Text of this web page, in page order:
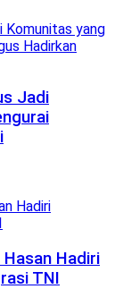
Jadi
Hadiri
TNI